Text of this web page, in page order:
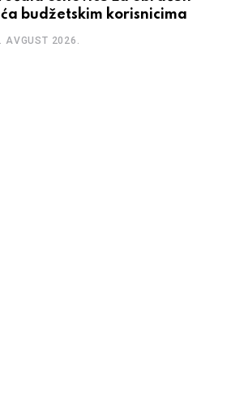
budžetskim korisnicima
AVGUST 2026.